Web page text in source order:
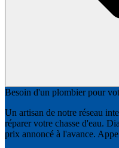
Besoin d'un plombier pour
Un artisan de notre réseau
réparer votre chasse d'eau.
prix annoncé à l'avance.